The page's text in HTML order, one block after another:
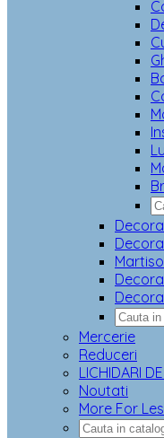
Mercerie
Reduceri
LICHIDARI
Noutati
More For